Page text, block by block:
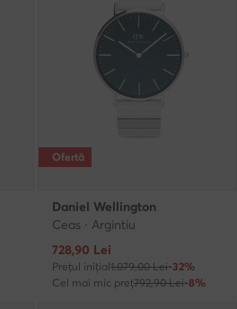
Ofertă
Daniel Wellington
Ceas · Argintiu
Prețul actual
728,90 Lei
Prețul inițial1.079,00 Lei-32%
Cel mai mic preț792,90 Lei-8%